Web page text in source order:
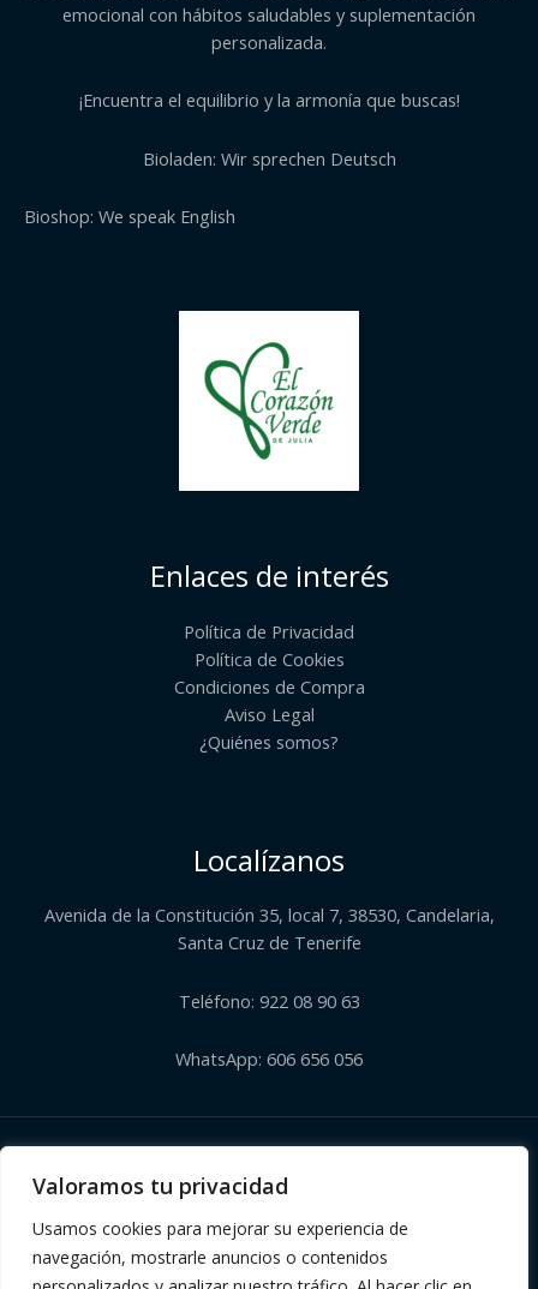
Valoramos tu privacidad
Usamos cookies para mejorar su experiencia de
navegación, mostrarle anuncios o contenidos
emocional con hábitos saludables y suplementación
personalizada.
¡Encuentra el equilibrio y la armonía que buscas!
Bioladen: Wir sprechen Deutsch
Bioshop: We speak English
Enlaces de interés
Política de Privacidad
Política de Cookies
Condiciones de Compra
Aviso Legal
¿Quiénes somos?​
Localízanos
Avenida de la Constitución 35, local 7, 38530, Candelaria,
Santa Cruz de Tenerife
Teléfono: 922 08 90 63
WhatsApp: 606 656 056